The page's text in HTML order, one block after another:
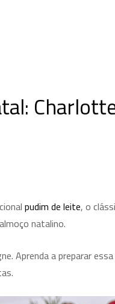
pudim de leite, o
natalino.
Aprenda a preparar essa